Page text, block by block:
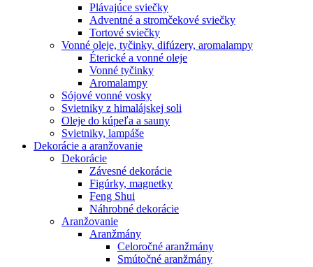
Plávajúce sviečky
Adventné a stromčekové sviečky
Tortové sviečky
Vonné oleje, tyčinky, difúzery, aromalampy
Éterické a vonné oleje
Vonné tyčinky
Aromalampy
Sójové vonné vosky
Svietniky z himalájskej soli
Oleje do kúpeľa a sauny
Svietniky, lampáše
Dekorácie a aranžovanie
Dekorácie
Závesné dekorácie
Figúrky, magnetky
Feng Shui
Náhrobné dekorácie
Aranžovanie
Aranžmány
Celoročné aranžmány
Smútočné aranžmány